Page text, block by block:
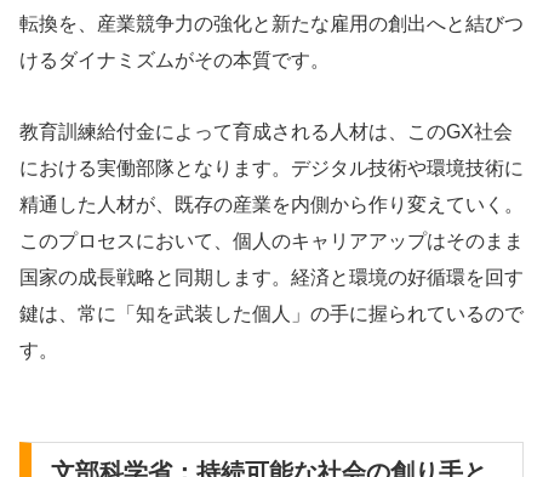
転換を、産業競争力の強化と新たな雇用の創出へと結びつ
けるダイナミズムがその本質です。
教育訓練給付金によって育成される人材は、このGX社会
における実働部隊となります。デジタル技術や環境技術に
精通した人材が、既存の産業を内側から作り変えていく。
このプロセスにおいて、個人のキャリアアップはそのまま
国家の成長戦略と同期します。経済と環境の好循環を回す
鍵は、常に「知を武装した個人」の手に握られているので
す。